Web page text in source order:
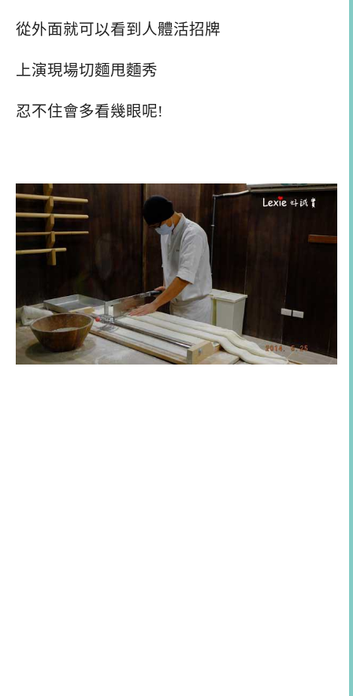
從外面就可以看到人體活招牌
上演現場切麵甩麵秀
忍不住會多看幾眼呢!